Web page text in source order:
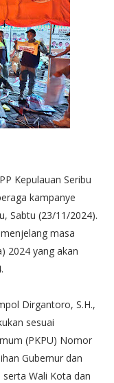
Kepulauan Seribu
kampanye
Sabtu (23/11/2024).
masa
2024 yang akan
Dirgantoro, S.H.,
sesuai
(PKPU) Nomor
Gubernur dan
Wali Kota dan